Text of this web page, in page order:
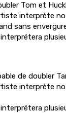
Tom et
interprète
sans
de doubler
interprète